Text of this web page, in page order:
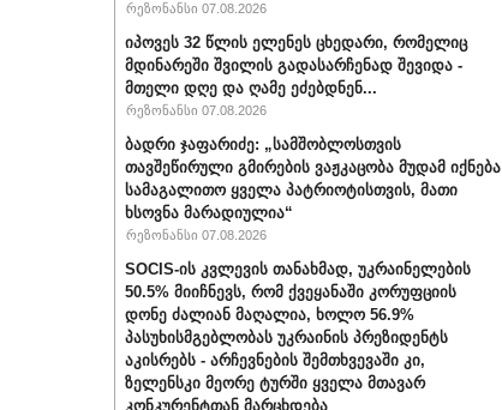
რეზონანსი 07.08.2026
იპოვეს 32 წლის ელენეს ცხედარი, რომელიც
მდინარეში შვილის გადასარჩენად შევიდა -
მთელი დღე და ღამე ეძებდნენ...
რეზონანსი 07.08.2026
ბადრი ჯაფარიძე: „სამშობლოსთვის
თავშეწირული გმირების ვაჟკაცობა მუდამ იქნება
სამაგალითო ყველა პატრიოტისთვის, მათი
ხსოვნა მარადიულია“
რეზონანსი 07.08.2026
SOCIS-ის კვლევის თანახმად, უკრაინელების
50.5% მიიჩნევს, რომ ქვეყანაში კორუფციის
დონე ძალიან მაღალია, ხოლო 56.9%
პასუხისმგებლობას უკრაინის პრეზიდენტს
აკისრებს - არჩევნების შემთხვევაში კი,
ზელენსკი მეორე ტურში ყველა მთავარ
კონკურენტთან მარცხდება